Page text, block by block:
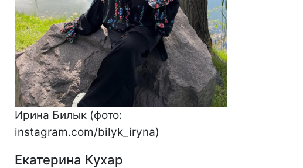
Ирина Билык (фото:
instagram.com/bilyk_iryna)
Екатерина Кухар